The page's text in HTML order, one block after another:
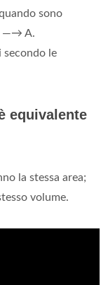
sono
—→ A.
secondo le
equivalente
la stessa area;
volume.